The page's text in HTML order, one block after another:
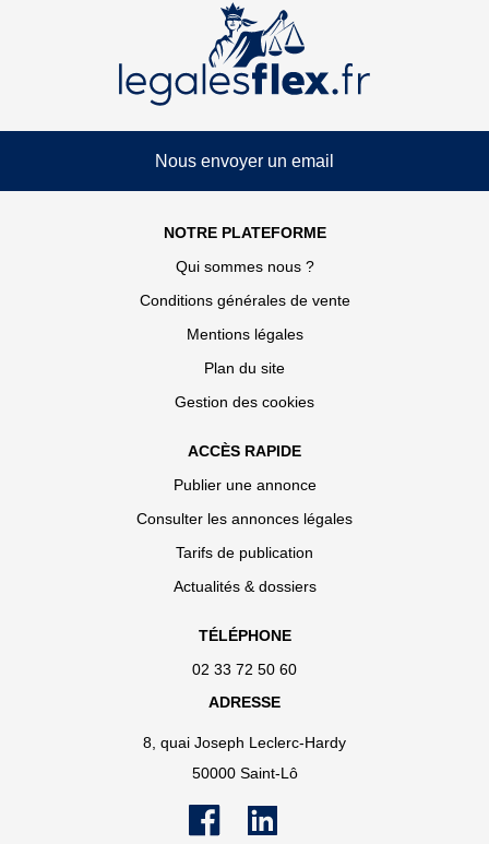
Nous envoyer un email
NOTRE PLATEFORME
Qui sommes nous ?
Conditions générales de vente
Mentions légales
Plan du site
Gestion des cookies
ACCÈS RAPIDE
Publier une annonce
Consulter les annonces légales
Tarifs de publication
Actualités & dossiers
TÉLÉPHONE
02 33 72 50 60
ADRESSE
8, quai Joseph Leclerc-Hardy
50000 Saint-Lô